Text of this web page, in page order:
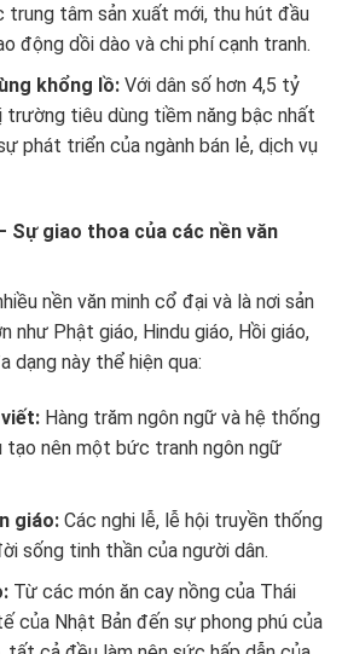
trung tâm sản xuất mới, thu hút đầu
động dồi dào và chi phí cạnh tranh.
khổng lồ:Với dân số hơn 4,5 tỷ
trường tiêu dùng tiềm năng bậc nhất
phát triển của ngành bán lẻ, dịch vụ
Sự giao thoa của các nền văn
nền văn minh cổ đại và là nơi sản
như Phật giáo, Hindu giáo, Hồi giáo,
dạng này thể hiện qua:
Hàng trăm ngôn ngữ và hệ thống
tạo nên một bức tranh ngôn ngữ
giáo:Các nghi lễ, lễ hội truyền thống
sống tinh thần của người dân.
Từ các món ăn cay nồng của Thái
của Nhật Bản đến sự phong phú của